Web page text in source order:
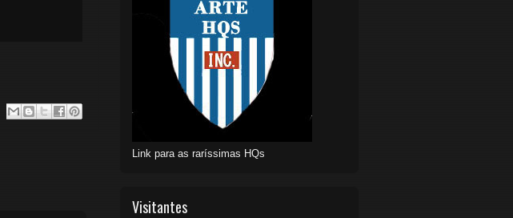
Link para as raríssimas HQs
Visitantes